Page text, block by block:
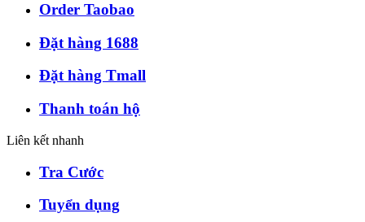
Order Taobao
Đặt hàng 1688
Đặt hàng Tmall
Thanh toán hộ
Liên kết nhanh
Tra Cước
Tuyển dụng